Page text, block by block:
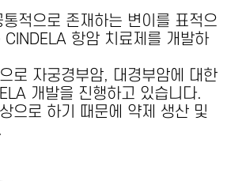
적으로 존재하는 변이를 표적으
항암 치료제를 개발하
로 자궁경부암, 대경부암에 대한
개발을 진행하고 있습니다.
으로 하기 때문에 약제 생산 및